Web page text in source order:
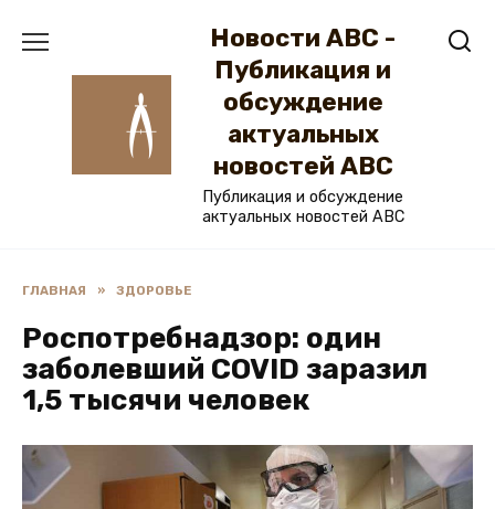
Новости ABC -
Публикация и
обсуждение
актуальных
новостей ABC
Публикация и обсуждение
актуальных новостей ABC
ГЛАВНАЯ » ЗДОРОВЬЕ
Роспотребнадзор: один
заболевший COVID заразил
1,5 тысячи человек